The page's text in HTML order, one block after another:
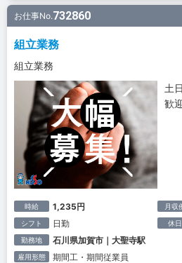
お仕事No.732860
組立業務
組立業務
土
歓
時給 1,235円 月収
シフト 日勤 休日
勤務地 石川県加賀市｜大聖寺駅
雇用形態 期間工・期間従業員